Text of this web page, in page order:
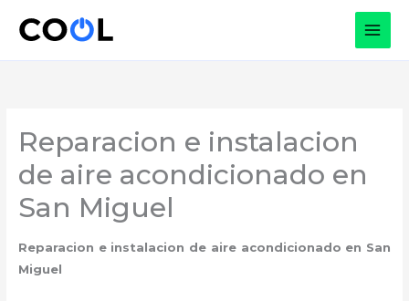
Reparacion e instalacion
de aire acondicionado en
San Miguel
Reparacion e instalacion de aire acondicionado en San
Miguel